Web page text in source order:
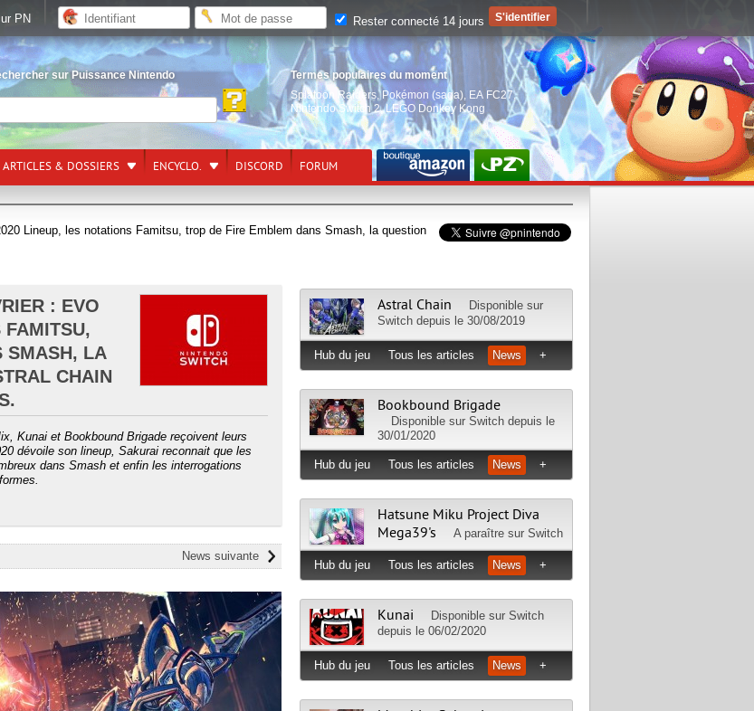
sur Puissance Nintendo
Termes populaires du moment
Splatoon Raiders, Pokémon (saga) EA FC27,
Nintendo Switch 2,LEGO Donkey Kong
ARTICLES & DOSSIERS ENCYCLO. DISCORD FORUM
Lineup, les notations Famitsu, trop de Fire Emblem dans Smash, la question
: EVO
FAMITSU,
SMASH, LA
CHAIN
Kunai et Bookbound Brigade reçoivent leurs
dévoile son lineup, Sakurai reconnait que les
dans Smash et enfin les interrogations
News suivante
Astral Chain
Disponible sur
Switch depuis le 30/08/2019
Hub du jeu Tous les articles News +
Bookbound Brigade
Disponible sur Switch depuis le
30/01/2020
Hub du jeu Tous les articles News +
Hatsune Miku Project Diva
Mega39's
A paraître sur Switch
Hub du jeu Tous les articles News +
Kunai Disponible sur Switch
depuis le 06/02/2020
Hub du jeu Tous les articles News +
PN Rester connecté 14 jours